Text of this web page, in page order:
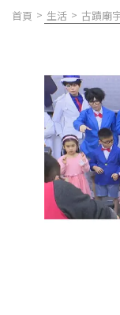
首頁 生活 古蹟廟